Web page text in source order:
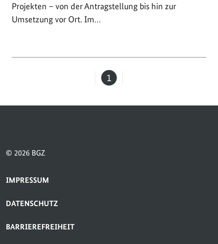
Projekten – von der Antragstellung bis hin zur
Umsetzung vor Ort. Im…
Seite
1
© 2026 BGZ
SERVICE-NAVIGATION FUSSBEREICH
IMPRESSUM
DATENSCHUTZ
BARRIEREFREIHEIT